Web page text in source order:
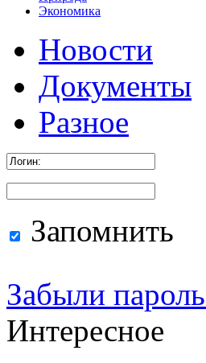
Экономика
Новости
Документы
Разное
Запомнить
Забыли
Интересное